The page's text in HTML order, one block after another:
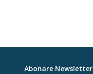
Abonare Newsletter